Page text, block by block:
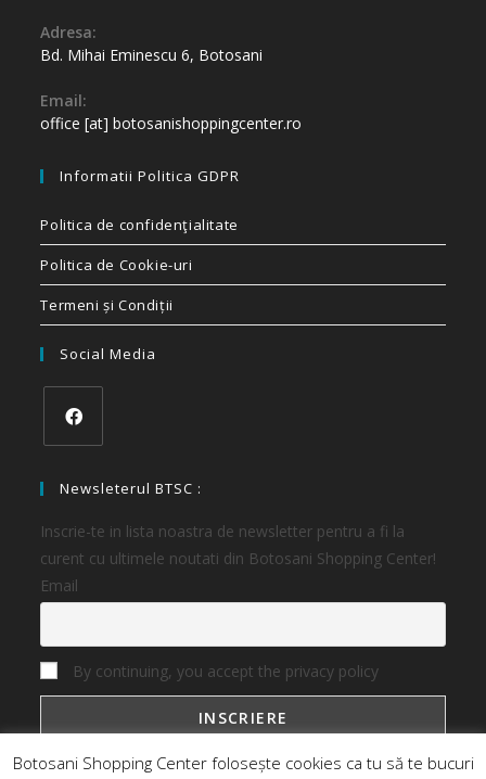
Adresa:
Bd. Mihai Eminescu 6, Botosani
Email:
office [at] botosanishoppingcenter.ro
Informatii Politica GDPR
Politica de confidenţialitate
Politica de Cookie-uri
Termeni și Condiții
Social Media
Newsleterul BTSC :
Inscrie-te in lista noastra de newsletter pentru a fi la
curent cu ultimele noutati din Botosani Shopping Center!
Email
By continuing, you accept the privacy policy
Botosani Shopping Center folosește cookies ca tu să te bucuri